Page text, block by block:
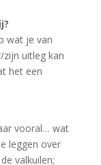
wat je van
uitleg kan
het een
vooral… wat
leggen over
valkuilen;